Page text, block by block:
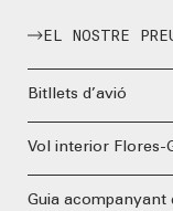
EL NOSTRE
Bitllets d’avió
Vol interior Flores-
Guia